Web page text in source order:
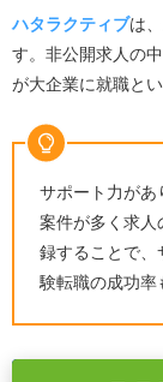
えーかお
えーかお
えーかお
はある？
えーかお
か？
電話がし
紹介され
ハタラクティブは
す。非公開求人の
が大企業に就職と
サポート力があ
案件が多く求人
録することで、
験転職の成功率